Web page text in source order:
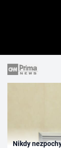
Nikdy